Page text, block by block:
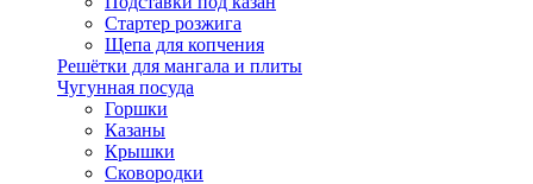
Стартер розжига
Щепа для копчения
Решётки для мангала и плиты
Чугунная посуда
Горшки
Казаны
Крышки
Сковородки